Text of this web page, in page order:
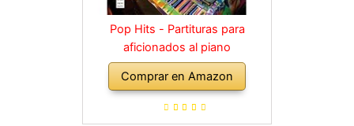
Pop Hits - Partituras para
aficionados al piano
Comprar en Amazon